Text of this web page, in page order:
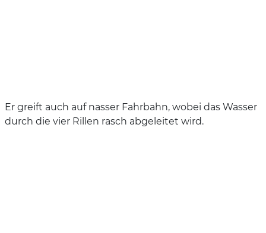
Er greift auch auf nasser Fahrbahn, wobei das Wasser
durch die vier Rillen rasch abgeleitet wird.